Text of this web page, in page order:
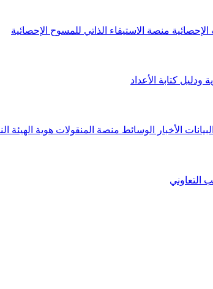
منصة الاستيفاء الذاتي للمسوح الإحصائية
ودليل كتابة الأعداد
الأخبار الوسائط منصة المنقولات هوية الهيئة
التعاوني